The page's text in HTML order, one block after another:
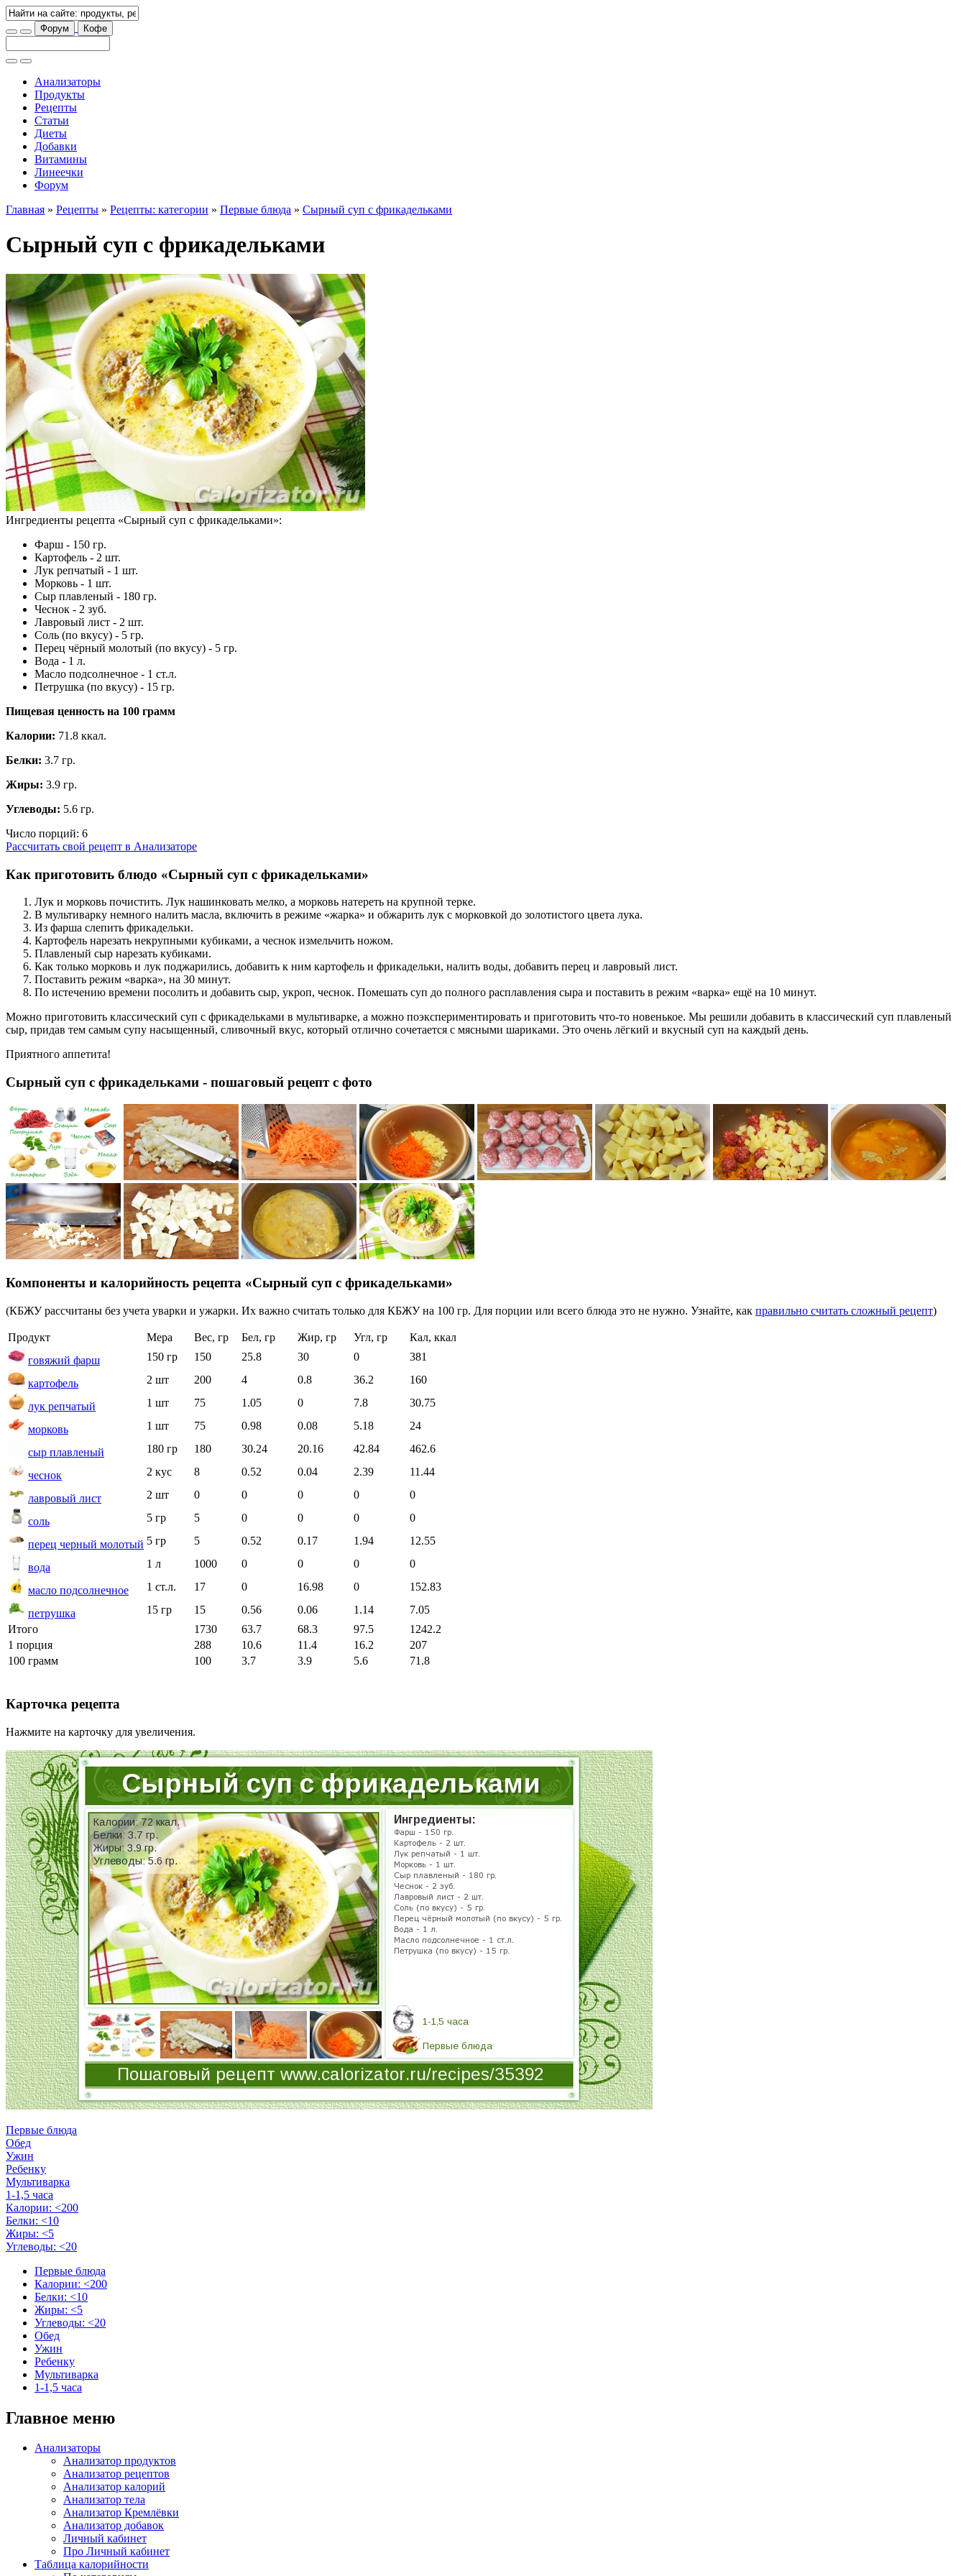
Форум Кофе
Анализаторы
Продукты
Рецепты
Статьи
Диеты
Добавки
Витамины
Линеечки
Форум
Главная » Рецепты » Рецепты: категории » Первые блюда » Сырный суп с фрикадельками
Сырный суп с фрикадельками
Ингредиенты рецепта «Сырный суп с фрикадельками»:
Фарш - 150 гр.
Картофель - 2 шт.
Лук репчатый - 1 шт.
Морковь - 1 шт.
Сыр плавленый - 180 гр.
Чеснок - 2 зуб.
Лавровый лист - 2 шт.
Соль (по вкусу) - 5 гр.
Перец чёрный молотый (по вкусу) - 5 гр.
Вода - 1 л.
Масло подсолнечное - 1 ст.л.
Петрушка (по вкусу) - 15 гр.
Пищевая ценность на 100 грамм
Калории: 71.8 ккал.
Белки: 3.7 гр.
Жиры: 3.9 гр.
Углеводы: 5.6 гр.
Число порций: 6
Рассчитать свой рецепт в Анализаторе
Как приготовить блюдо «Сырный суп с фрикадельками»
Лук и морковь почистить. Лук нашинковать мелко, а морковь натереть на крупной терке.
В мультиварку немного налить масла, включить в режиме «жарка» и обжарить лук с морковкой до золотистого цвета лука.
Из фарша слепить фрикадельки.
Картофель нарезать некрупными кубиками, а чеснок измельчить ножом.
Плавленый сыр нарезать кубиками.
Как только морковь и лук поджарились, добавить к ним картофель и фрикадельки, налить воды, добавить перец и лавровый лист.
Поставить режим «варка», на 30 минут.
По истечению времени посолить и добавить сыр, укроп, чеснок. Помешать суп до полного расплавления сыра и поставить в режим «варка» ещё на 10 минут.
Можно приготовить классический суп с фрикадельками в мультиварке, а можно поэкспериментировать и приготовить что-то новенькое. Мы решили добавить в классический суп плавленый
сыр, придав тем самым супу насыщенный, сливочный вкус, который отлично сочетается с мясными шариками. Это очень лёгкий и вкусный суп на каждый день.
Приятного аппетита!
Сырный суп с фрикадельками - пошаговый рецепт с фото
Компоненты и калорийность рецепта «Сырный суп с фрикадельками»
(КБЖУ рассчитаны без учета уварки и ужарки. Их важно считать только для КБЖУ на 100 гр. Для порции или всего блюда это не нужно. Узнайте, как правильно считать сложный рецепт)
Продукт Мера Вес, гр Бел, гр Жир, гр Угл, гр
Кал, ккал
говяжий фарш
150 гр 150 25.8 30 0 381
картофель 2 шт 200 4 0.8 36.2 160
лук репчатый 1 шт 75 1.05 0 7.8 30.75
морковь 1 шт 75 0.98 0.08 5.18 24
сыр плавленый 180 гр 180 30.24 20.16 42.84 462.6
чеснок 2 кус 8 0.52 0.04 2.39 11.44
лавровый лист 2 шт 0 0 0 0 0
соль 5 гр 5 0 0 0 0
перец черный молотый 5 гр 5 0.52 0.17 1.94 12.55
вода 1 л 1000 0 0 0 0
масло подсолнечное 1 ст.л. 17 0 16.98 0 152.83
петрушка 15 гр 15 0.56 0.06 1.14
7.05
Итого
1730 63.7 68.3 97.5
1242.2
1 порция
288 10.6 11.4 16.2
207
100 грамм
100 3.7 3.9 5.6 71.8
Карточка рецепта
Нажмите на карточку для увеличения.
Первые блюда
Обед
Ужин
Ребенку
Мультиварка
1-1,5 часа
Калории: <200
Белки: <10
Жиры: <5
Углеводы: <20
Первые блюда
Калории: <200
Белки: <10
Жиры: <5
Углеводы: <20
Обед
Ужин
Ребенку
Мультиварка
1-1,5 часа
Главное меню
Анализаторы
Анализатор продуктов
Анализатор рецептов
Анализатор калорий
Анализатор тела
Анализатор Кремлёвки
Анализатор добавок
Личный кабинет
Про Личный кабинет
Таблица калорийности